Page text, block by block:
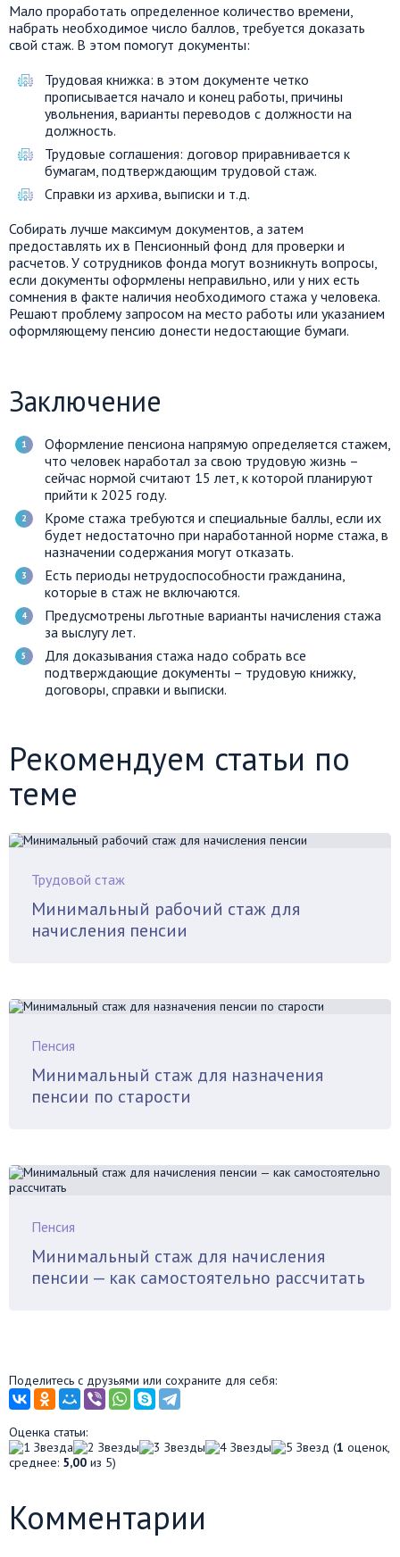
Мало проработать определенное количество времени,
набрать необходимое число баллов, требуется доказать
свой стаж. В этом помогут документы:
Трудовая книжка: в этом документе четко
прописывается начало и конец работы, причины
увольнения, варианты переводов с должности на
должность.
Трудовые соглашения: договор приравнивается к
бумагам, подтверждающим трудовой стаж.
Справки из архива, выписки и т.д.
Собирать лучше максимум документов, а затем
предоставлять их в Пенсионный фонд для проверки и
расчетов. У сотрудников фонда могут возникнуть вопросы,
если документы оформлены неправильно, или у них есть
сомнения в факте наличия необходимого стажа у человека.
Решают проблему запросом на место работы или указанием
оформляющему пенсию донести недостающие бумаги.
Заключение
Оформление пенсиона напрямую определяется стажем,
что человек наработал за свою трудовую жизнь –
сейчас нормой считают 15 лет, к которой планируют
прийти к 2025 году.
Кроме стажа требуются и специальные баллы, если их
будет недостаточно при наработанной норме стажа, в
назначении содержания могут отказать.
Есть периоды нетрудоспособности гражданина,
которые в стаж не включаются.
Предусмотрены льготные варианты начисления стажа
за выслугу лет.
Для доказывания стажа надо собрать все
подтверждающие документы – трудовую книжку,
договоры, справки и выписки.
Рекомендуем статьи по
теме
Трудовой стаж
Минимальный рабочий стаж для
начисления пенсии
Пенсия
Минимальный стаж для назначения
пенсии по старости
Пенсия
Минимальный стаж для начисления
пенсии — как самостоятельно рассчитать
Поделитесь с друзьями или сохраните для себя:
Оценка статьи:
(1 оценок,
среднее: 5,00 из 5)
Комментарии